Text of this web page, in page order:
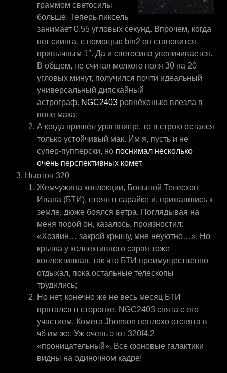
граммом светосилы
больше. Теперь пиксель
занимает 0.55 угловых секунд. Впрочем, когда
нет сиинга, с помощью bin2 он становится
привычным 1″. Да и светосила увеличивается.
В общем, не считая мелкого поля 30 на 20
угловых минут, получился почти идеальный
универсальный дипскайный
астрограф. NGC2403 ровнёхонько влезла в
поле мака;
А когда пришёл ураганище, то в строю остался
только устойчивый мак. Им я, пусть и не
супер-пупперски, но поснимал несколько
очень перспективных комет.
Ньютон 320
Жемчужина коллекции, Большой Телескоп
Ивана (БТИ), стоял в сарайке и, прижавшись к
земле, дюже боялся ветра. Поглядывая на
меня порой он, казалось, произностил:
«Хозяин… закрой крышу, мне неуютно…». Но
крыша у коллективного сарая тоже
коллективная, так что БТИ преимущественно
отдыхал, пока остальные телескопы
трудились;
Но нет, конечно же не весь месяц БТИ
прятался в сторонке. NGC2403 снята с его
участием. Комета Jhonson неплохо отснята в
чб им же. Уж очень этот 320f4.2
«проницательный». Все фоновые галактики
видны на одиночном кадре!